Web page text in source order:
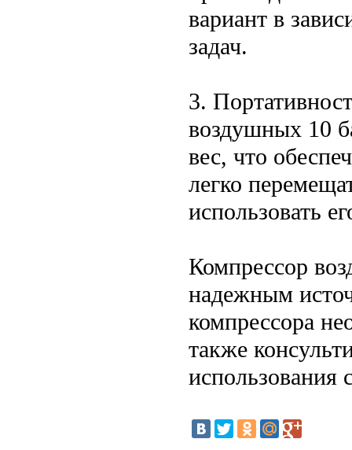
вариант в
задач.
3.
воздушных 10
вес, что
легко
использовать
Компрессор
надежным
компрессора
также
использования